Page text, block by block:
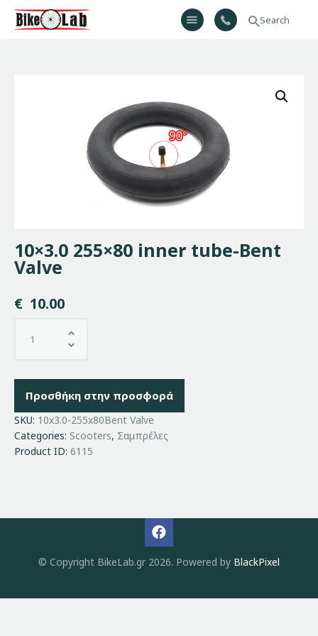
Bikelab
Σχετικά Με Εμάς
Προϊόντα
Υπηρεσίες
Gallery
Επικοινωνία
10×3.0 255×80 inner tube-Bent
Valve
€ 10.00
Προσθήκη στην προσφορά
SKU: 10x3.0-255x80Bent Valve
Categories: Scooters, Σαμπρέλες
Product ID: 6115
© Copyright BikeLab.gr 2026. Powered by BlackPixel